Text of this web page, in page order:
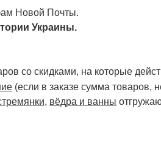
Новой Почты.
Украины.
со скидками, на которые
(если в заказе сумма товаров,
, вёдра и ванны